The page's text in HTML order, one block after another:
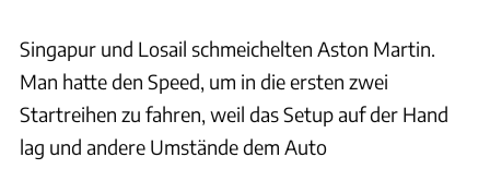
Singapur und Losail schmeichelten Aston Martin.
Man hatte den Speed, um in die ersten zwei
Startreihen zu fahren, weil das Setup auf der Hand
lag und andere Umstände dem Auto